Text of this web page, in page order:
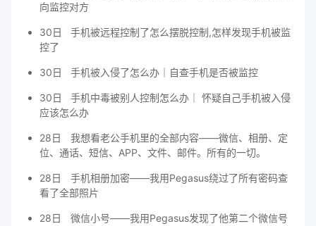
向监控对方
30日
手机被远程控制了怎么摆脱控制,怎样发现手机被监
控了
30日 手机被入侵了怎么办｜自查手机是否被监控
30日
手机中毒被别人控制怎么办｜ 怀疑自己手机被入侵
应该怎么办
28日
我想看老公手机里的全部内容——微信、相册、定
位、通话、短信、APP、文件、邮件。所有的一切。
28日
手机相册加密——我用Pegasus绕过了所有密码查
看了全部照片
28日
微信小号——我用Pegasus发现了他第二个微信号